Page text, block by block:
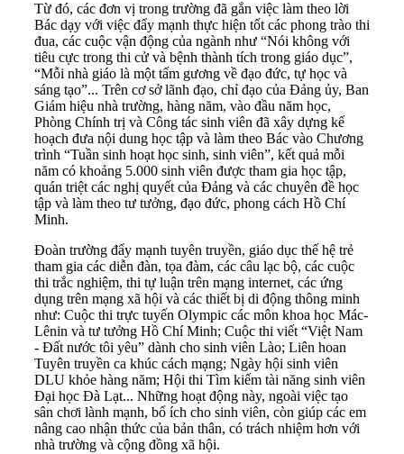
Từ đó, các đơn vị trong trường đã gắn việc làm theo lời
Bác dạy với việc đẩy mạnh thực hiện tốt các phong trào thi
đua, các cuộc vận động của ngành như “Nói không với
tiêu cực trong thi cử và bệnh thành tích trong giáo dục”,
“Mỗi nhà giáo là một tấm gương về đạo đức, tự học và
sáng tạo”... Trên cơ sở lãnh đạo, chỉ đạo của Đảng ủy, Ban
Giám hiệu nhà trường, hàng năm, vào đầu năm học,
Phòng Chính trị và Công tác sinh viên đã xây dựng kế
hoạch đưa nội dung học tập và làm theo Bác vào Chương
trình “Tuần sinh hoạt học sinh, sinh viên”, kết quả mỗi
năm có khoảng 5.000 sinh viên được tham gia học tập,
quán triệt các nghị quyết của Đảng và các chuyên đề học
tập và làm theo tư tưởng, đạo đức, phong cách Hồ Chí
Minh.
Đoàn trường đẩy mạnh tuyên truyền, giáo dục thế hệ trẻ
tham gia các diễn đàn, tọa đàm, các câu lạc bộ, các cuộc
thi trắc nghiệm, thi tự luận trên mạng internet, các ứng
dụng trên mạng xã hội và các thiết bị di động thông minh
như: Cuộc thi trực tuyến Olympic các môn khoa học Mác-
Lênin và tư tưởng Hồ Chí Minh; Cuộc thi viết “Việt Nam
- Đất nước tôi yêu” dành cho sinh viên Lào; Liên hoan
Tuyên truyền ca khúc cách mạng; Ngày hội sinh viên
DLU khỏe hàng năm; Hội thi Tìm kiếm tài năng sinh viên
Đại học Đà Lạt... Những hoạt động này, ngoài việc tạo
sân chơi lành mạnh, bổ ích cho sinh viên, còn giúp các em
nâng cao nhận thức của bản thân, có trách nhiệm hơn với
nhà trường và cộng đồng xã hội.